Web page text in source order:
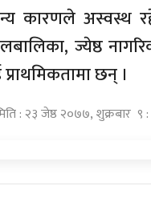
कारणले अस्वस्थ
ज्येष्ठ
छन् ।
: २३ जेष्ठ २०७७, शुक्रबार ९